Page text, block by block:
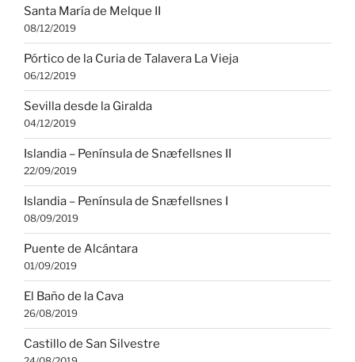
Santa María de Melque II
08/12/2019
Pórtico de la Curia de Talavera La Vieja
06/12/2019
Sevilla desde la Giralda
04/12/2019
Islandia – Península de Snæfellsnes II
22/09/2019
Islandia – Península de Snæfellsnes I
08/09/2019
Puente de Alcántara
01/09/2019
El Baño de la Cava
26/08/2019
Castillo de San Silvestre